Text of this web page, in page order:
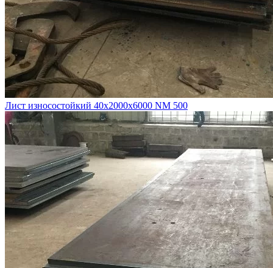
Лист износостойкий 40х2000х6000 NM 500